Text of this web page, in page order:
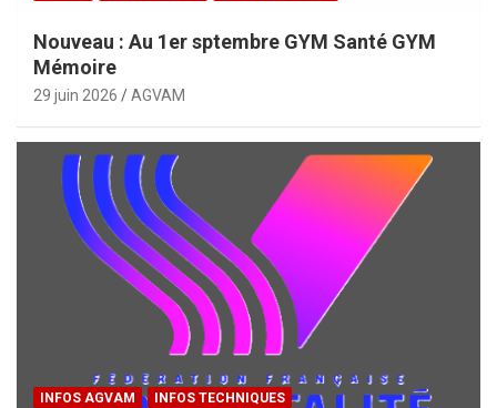
Nouveau : Au 1er sptembre GYM Santé GYM
Mémoire
29 juin 2026 AGVAM
INFOS AGVAM INFOS TECHNIQUES